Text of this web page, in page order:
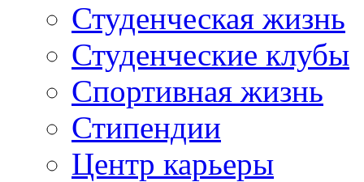
Студенческая жизнь
Студенческие клубы
Спортивная жизнь
Стипендии
Центр карьеры